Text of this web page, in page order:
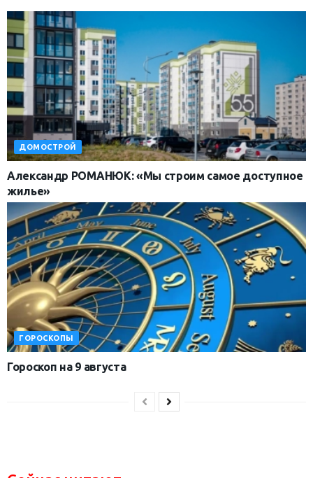
ДОМОСТРОЙ
Александр РОМАНЮК: «Мы строим самое доступное
жилье»
ГОРОСКОПЫ
Гороскоп на 9 августа